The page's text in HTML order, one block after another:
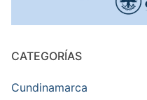
CATEGORÍAS
Cundinamarca